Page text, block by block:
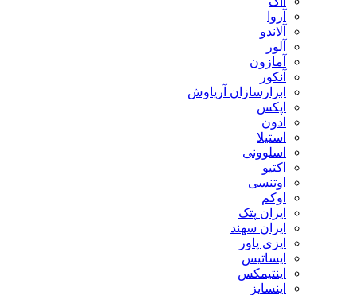
آروا
آلاندو
آلور
آمازون
آنکور
ابزارسازان آریاوش
اپکس
ادون
استیلا
اسلوونی
اکتیو
اوتنسی
اوکم
ایران پتک
ایران سهند
ایزی پاور
ایساتیس
اینتیمکس
اینسایز